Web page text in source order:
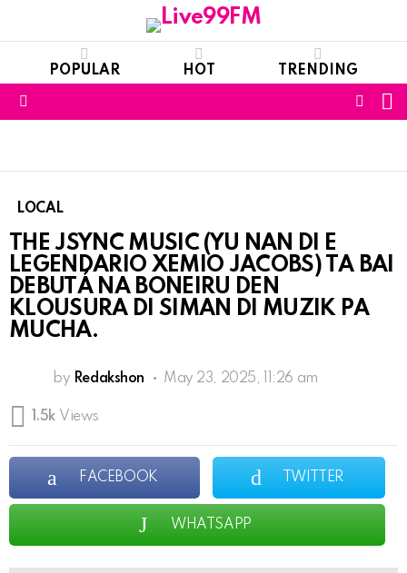
POPULAR HOT TRENDING
LOCAL
THE JSYNC MUSIC (YU NAN DI E
LEGENDARIO XEMIO JACOBS) TA BAI
DEBUTÁ NA BONEIRU DEN
KLOUSURA DI SIMAN DI MUZIK PA
MUCHA.
by Redakshon May 23, 2025, 11:26 am
1.5k Views
FACEBOOK TWITTER
WHATSAPP